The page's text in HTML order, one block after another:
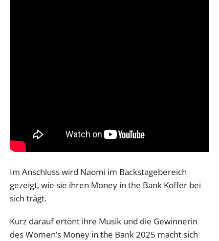
Im Anschluss wird Naomi im Backstagebereich
gezeigt, wie sie ihren Money in the Bank Koffer bei
sich trägt.
Kurz darauf ertönt ihre Musik und die Gewinnerin
des Women’s Money in the Bank 2025 macht sich